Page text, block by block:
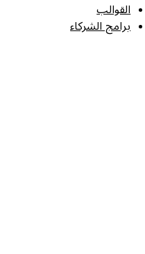
القوالب
برامج الشركاء